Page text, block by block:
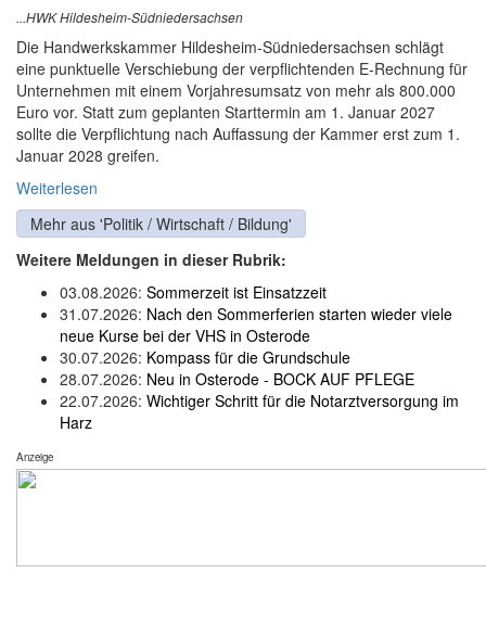
...HWK Hildesheim-Südniedersachsen
Die Handwerkskammer Hildesheim-Südniedersachsen schlägt
eine punktuelle Verschiebung der verpflichtenden E-Rechnung für
Unternehmen mit einem Vorjahresumsatz von mehr als 800.000
Euro vor. Statt zum geplanten Starttermin am 1. Januar 2027
sollte die Verpflichtung nach Auffassung der Kammer erst zum 1.
Januar 2028 greifen.
Weiterlesen
Mehr aus 'Politik / Wirtschaft / Bildung'
Weitere Meldungen in dieser Rubrik:
03.08.2026: Sommerzeit ist Einsatzzeit
31.07.2026: Nach den Sommerferien starten wieder viele
neue Kurse bei der VHS in Osterode
30.07.2026: Kompass für die Grundschule
28.07.2026: Neu in Osterode - BOCK AUF PFLEGE
22.07.2026: Wichtiger Schritt für die Notarztversorgung im
Harz
Anzeige